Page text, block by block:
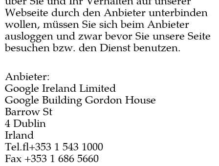
Webseite durch den Anbieter unterbinden
wollen, müssen Sie sich beim Anbieter
ausloggen und zwar bevor Sie unsere Seite
besuchen bzw. den Dienst benutzen.
Anbieter:
Google Ireland Limited
Google Building Gordon House
Barrow St
4 Dublin
Irland
Tel. +353 1 543 1000
Fax +353 1 686 5660